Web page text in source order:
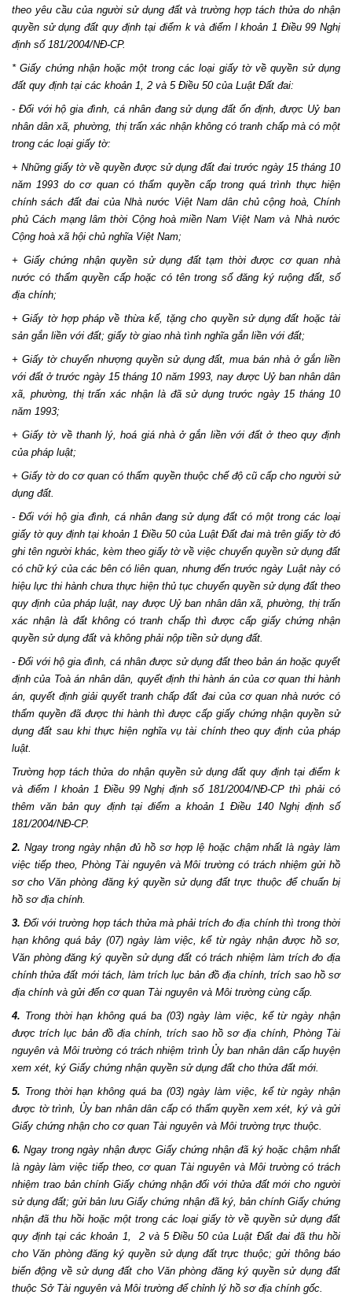
theo yêu cầu của người sử dụng đất và trường hợp tách thửa do nhận
quyền sử dụng đất quy định tại điểm k và điểm l khoản 1 Điều 99 Nghị
định số 181/2004/NĐ-CP.
* Giấy chứng nhận hoặc một trong các loại giấy tờ về quyền sử dụng
đất quy định tại các khoản 1, 2 và 5 Điều 50 của Luật Đất đai:
- Đối với hộ gia đình, cá nhân đang sử dụng đất ổn định, được Uỷ ban
nhân dân xã, phường, thị trấn xác nhận không có tranh chấp mà có một
trong các loại giấy tờ:
+ Những giấy tờ về quyền được sử dụng đất đai trước ngày 15 tháng 10
năm 1993 do cơ quan có thẩm quyền cấp trong quá trình thực hiện
chính sách đất đai của Nhà nước Việt Nam dân chủ cộng hoà, Chính
phủ Cách mạng lâm thời Cộng hoà miền Nam Việt Nam và Nhà nước
Cộng hoà xã hội chủ nghĩa Việt Nam;
+ Giấy chứng nhận quyền sử dụng đất tạm thời được cơ quan nhà
nước có thẩm quyền cấp hoặc có tên trong sổ đăng ký ruộng đất, sổ
địa chính;
+ Giấy tờ hợp pháp về thừa kế, tặng cho quyền sử dụng đất hoặc tài
sản gắn liền với đất; giấy tờ giao nhà tình nghĩa gắn liền với đất;
+ Giấy tờ chuyển nhượng quyền sử dụng đất, mua bán nhà ở gắn liền
với đất ở trước ngày 15 tháng 10 năm 1993, nay được Uỷ ban nhân dân
xã, phường, thị trấn xác nhận là đã sử dụng trước ngày 15 tháng 10
năm 1993;
+ Giấy tờ về thanh lý, hoá giá nhà ở gắn liền với đất ở theo quy định
của pháp luật;
+ Giấy tờ do cơ quan có thẩm quyền thuộc chế độ cũ cấp cho người sử
dụng đất.
- Đối với hộ gia đình, cá nhân đang sử dụng đất có một trong các loại
giấy tờ quy định tại khoản 1 Điều 50 của Luật Đất đai mà trên giấy tờ đó
ghi tên người khác, kèm theo giấy tờ về việc chuyển quyền sử dụng đất
có chữ ký của các bên có liên quan, nhưng đến trước ngày Luật này có
hiệu lực thi hành chưa thực hiện thủ tục chuyển quyền sử dụng đất theo
quy định của pháp luật, nay được Uỷ ban nhân dân xã, phường, thị trấn
xác nhận là đất không có tranh chấp thì được cấp giấy chứng nhận
quyền sử dụng đất và không phải nộp tiền sử dụng đất.
- Đối với hộ gia đình, cá nhân được sử dụng đất theo bản án hoặc quyết
định của Toà án nhân dân, quyết định thi hành án của cơ quan thi hành
án, quyết định giải quyết tranh chấp đất đai của cơ quan nhà nước có
thẩm quyền đã được thi hành thì được cấp giấy chứng nhận quyền sử
dụng đất sau khi thực hiện nghĩa vụ tài chính theo quy định của pháp
luật.
Trường hợp tách thửa do nhận quyền sử dụng đất quy định tại điểm k
và điểm l khoản 1 Điều 99 Nghị định số 181/2004/NĐ-CP thì phải có
thêm văn bản quy định tại điểm a khoản 1 Điều 140 Nghị định số
181/2004/NĐ-CP.
2. Ngay trong ngày nhận đủ hồ sơ hợp lệ hoặc chậm nhất là ngày làm
việc tiếp theo, Phòng Tài nguyên và Môi trường có trách nhiệm gửi hồ
sơ cho Văn phòng đăng ký quyền sử dụng đất trực thuộc để chuẩn bị
hồ sơ địa chính.
3. Đối với trường hợp tách thửa mà phải trích đo địa chính thì trong thời
hạn không quá bảy (07) ngày làm việc, kể từ ngày nhận được hồ sơ,
Văn phòng đăng ký quyền sử dụng đất có trách nhiệm làm trích đo địa
chính thửa đất mới tách, làm trích lục bản đồ địa chính, trích sao hồ sơ
địa chính và gửi đến cơ quan Tài nguyên và Môi trường cùng cấp.
4. Trong thời hạn không quá ba (03) ngày làm việc, kể từ ngày nhận
được trích lục bản đồ địa chính, trích sao hồ sơ địa chính, Phòng Tài
nguyên và Môi trường có trách nhiệm trình Ủy ban nhân dân cấp huyện
xem xét, ký Giấy chứng nhận quyền sử dụng đất cho thửa đất mới.
5. Trong thời hạn không quá ba (03) ngày làm việc, kể từ ngày nhận
được tờ trình, Ủy ban nhân dân cấp có thẩm quyền xem xét, ký và gửi
Giấy chứng nhận cho cơ quan Tài nguyên và Môi trường trực thuộc.
6. Ngay trong ngày nhận được Giấy chứng nhận đã ký hoặc chậm nhất
là ngày làm việc tiếp theo, cơ quan Tài nguyên và Môi trường có trách
nhiệm trao bản chính Giấy chứng nhận đối với thửa đất mới cho người
sử dụng đất; gửi bản lưu Giấy chứng nhận đã ký, bản chính Giấy chứng
nhận đã thu hồi hoặc một trong các loại giấy tờ về quyền sử dụng đất
quy định tại các khoản 1, 2 và 5 Điều 50 của Luật Đất đai đã thu hồi
cho Văn phòng đăng ký quyền sử dụng đất trực thuộc; gửi thông báo
biến động về sử dụng đất cho Văn phòng đăng ký quyền sử dụng đất
thuộc Sở Tài nguyên và Môi trường để chỉnh lý hồ sơ địa chính gốc.